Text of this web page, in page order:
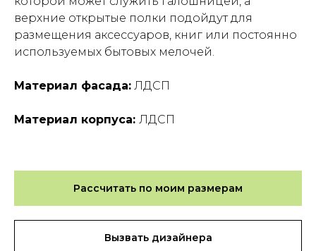
верхние открытые полки подойдут для
размещения аксессуаров, книг или постоянно
используемых бытовых мелочей.
Материал фасада: ЛДСП
Материал корпуса: ЛДСП
Рассчитать по моим размерам
Вызвать дизайнера